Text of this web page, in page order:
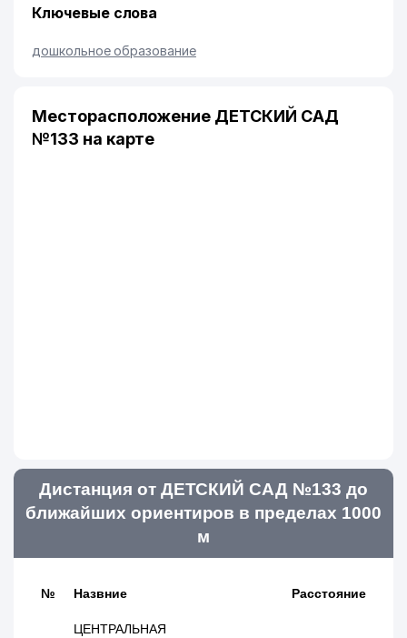
Ключевые слова
дошкольное образование
Месторасположение ДЕТСКИЙ САД
№133 на карте
Дистанция от ДЕТСКИЙ САД №133 до
ближайших ориентиров в пределах 1000
м
№ Назвние Расстояние
ЦЕНТРАЛЬНАЯ